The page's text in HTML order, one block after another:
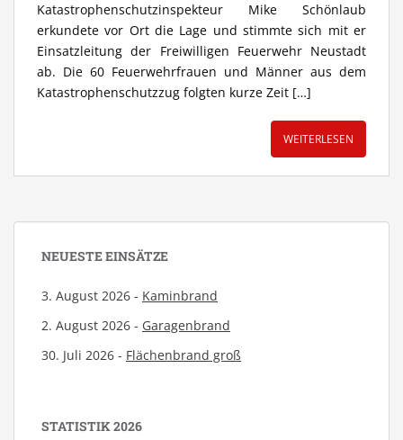
Katastrophenschutzinspekteur Mike Schönlaub
erkundete vor Ort die Lage und stimmte sich mit er
Einsatzleitung der Freiwilligen Feuerwehr Neustadt
ab. Die 60 Feuerwehrfrauen und Männer aus dem
Katastrophenschutzzug folgten kurze Zeit […]
WEITERLESEN
NEUESTE EINSÄTZE
3. August 2026 - Kaminbrand
2. August 2026 - Garagenbrand
30. Juli 2026 - Flächenbrand groß
STATISTIK 2026